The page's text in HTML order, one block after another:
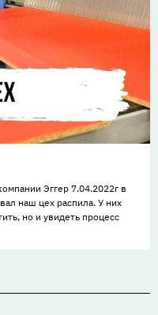
Эггер 7.04.2022г в
наш цех распила. У них
но и увидеть процесс